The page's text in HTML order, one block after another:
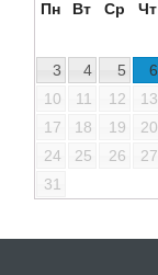
Пн Вт Ср Чт
3
4 5 6
10
11 12 13
17
18 19 20
24
25 26 27
31